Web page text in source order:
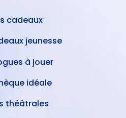
cadeaux
jeunesse
à jouer
idéale
théâtrales